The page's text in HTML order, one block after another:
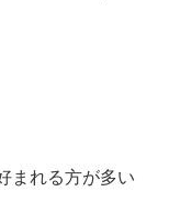
まれる方が多い